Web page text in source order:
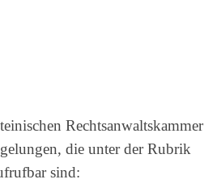
Rechtsanwaltskammer
die unter der Rubrik
sind: